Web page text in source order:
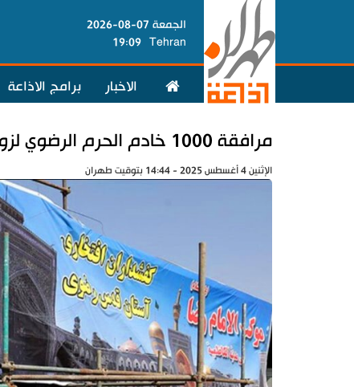
الجمعة 07-08-2026
Tehran
19:09
الاخبار برامج الاذاعة
مرافقة 1000 خادم الحرم الرضوي لزوار الأربعين
الإثنين 4 أغسطس 2025 - 14:44 بتوقيت طهران